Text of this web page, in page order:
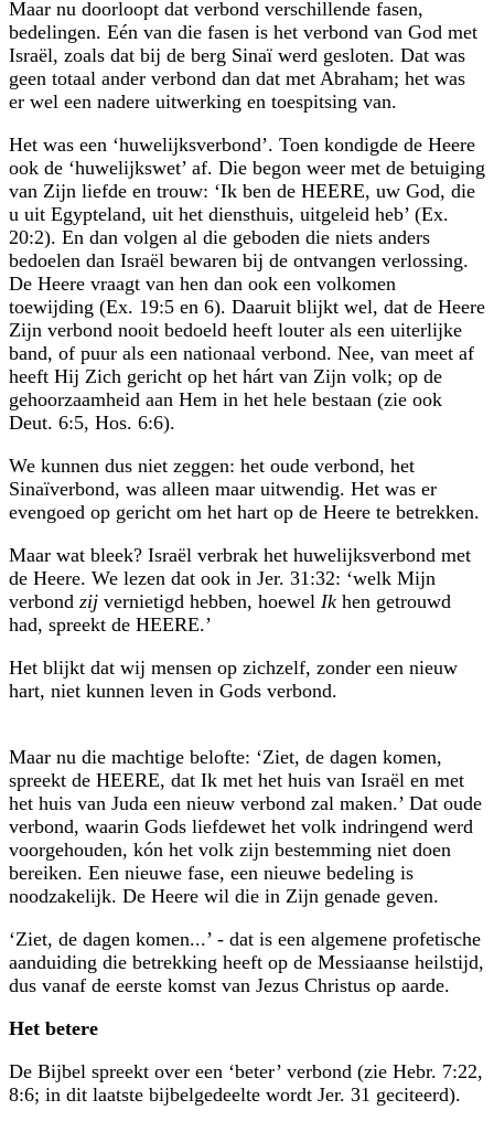
Maar nu doorloopt dat verbond verschillende fasen,
bedelingen. Eén van die fasen is het verbond van God met
Israël, zoals dat bij de berg Sinaï werd gesloten. Dat was
geen totaal ander verbond dan dat met Abraham; het was
er wel een nadere uitwerking en toespitsing van.
Het was een ‘huwelijksverbond’. Toen kondigde de Heere
ook de ‘huwelijkswet’ af. Die begon weer met de betuiging
van Zijn liefde en trouw: ‘Ik ben de HEERE, uw God, die
u uit Egypteland, uit het diensthuis, uitgeleid heb’ (Ex.
20:2). En dan volgen al die geboden die niets anders
bedoelen dan Israël bewaren bij de ontvangen verlossing.
De Heere vraagt van hen dan ook een volkomen
toewijding (Ex. 19:5 en 6). Daaruit blijkt wel, dat de Heere
Zijn verbond nooit bedoeld heeft louter als een uiterlijke
band, of puur als een nationaal verbond. Nee, van meet af
heeft Hij Zich gericht op het hárt van Zijn volk; op de
gehoorzaamheid aan Hem in het hele bestaan (zie ook
Deut. 6:5, Hos. 6:6).
We kunnen dus niet zeggen: het oude verbond, het
Sinaïverbond, was alleen maar uitwendig. Het was er
evengoed op gericht om het hart op de Heere te betrekken.
Maar wat bleek? Israël verbrak het huwelijksverbond met
de Heere. We lezen dat ook in Jer. 31:32: ‘welk Mijn
verbond zij vernietigd hebben, hoewel Ik hen getrouwd
had, spreekt de HEERE.’
Het blijkt dat wij mensen op zichzelf, zonder een nieuw
hart, niet kunnen leven in Gods verbond.
Maar nu die machtige belofte: ‘Ziet, de dagen komen,
spreekt de HEERE, dat Ik met het huis van Israël en met
het huis van Juda een nieuw verbond zal maken.’ Dat oude
verbond, waarin Gods liefdewet het volk indringend werd
voorgehouden, kón het volk zijn bestemming niet doen
bereiken. Een nieuwe fase, een nieuwe bedeling is
noodzakelijk. De Heere wil die in Zijn genade geven.
‘Ziet, de dagen komen...’ - dat is een algemene profetische
aanduiding die betrekking heeft op de Messiaanse heilstijd,
dus vanaf de eerste komst van Jezus Christus op aarde.
Het betere
De Bijbel spreekt over een ‘beter’ verbond (zie Hebr. 7:22,
8:6; in dit laatste bijbelgedeelte wordt Jer. 31 geciteerd).